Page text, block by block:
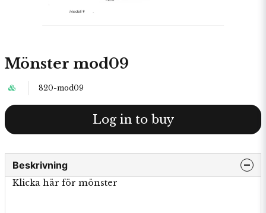
Mönster mod09
820-mod09
Log in to buy
Beskrivning
Klicka här för mönster